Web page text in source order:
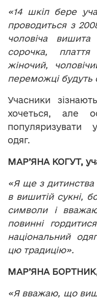
«14 шкіл бере
проводиться з
чоловіча
сорочка,
жіночий,
переможці будуть
Учасники
хочеться, але
популяризувати
одяг.
МАР’ЯНА КОГУТ,
«Я ще з дитинства
в вишитій сукні,
символи і
повинні
національний
цю традицію».
МАР’ЯНА БОРТНИК,
«Я вважаю, що